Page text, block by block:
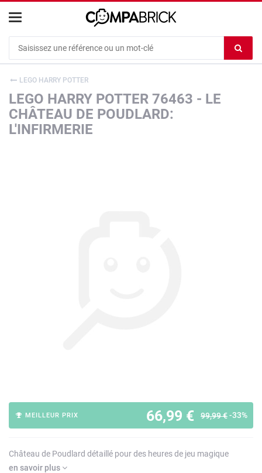
le
LEGO HARRY POTTER
LEGO HARRY POTTER 76463 - LE
CHÂTEAU DE POUDLARD:
L'INFIRMERIE
66,99 € 99,99 €-33%
MEILLEUR PRIX
Château de Poudlard détaillé pour des heures de jeu magique
en savoir plus
Cookies management panel